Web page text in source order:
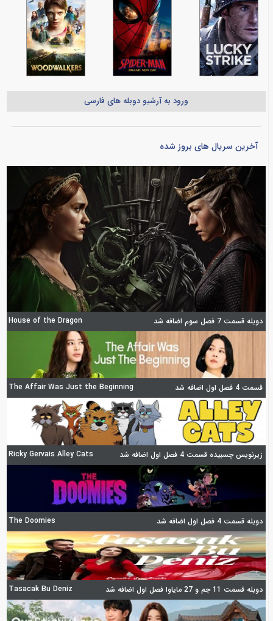
ورود به آرشیو دوبله های فارسی
آخرین سریال های بروز شده
دوبله قسمت 7 فصل سوم اضافه شد House of the Dragon
قسمت 4 فصل اول اضافه شد The Affair Was Just the Beginning
زیرنویس چسبیده قسمت 4 فصل اول اضافه شد Ricky Gervais Alley Cats
دوبله قسمت 4 فصل اول اضافه شد The Doomies
دوبله قسمت 11 جم و 27 مایاوا فصل اول اضافه شد Tasacak Bu Deniz